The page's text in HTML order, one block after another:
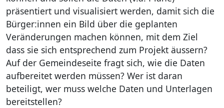
präsentiert und visualisiert werden, damit sich die
Bürger:innen ein Bild über die geplanten
Veränderungen machen können, mit dem Ziel
dass sie sich entsprechend zum Projekt äussern?
Auf der Gemeindeseite fragt sich, wie die Daten
aufbereitet werden müssen? Wer ist daran
beteiligt, wer muss welche Daten und Unterlagen
bereitstellen?